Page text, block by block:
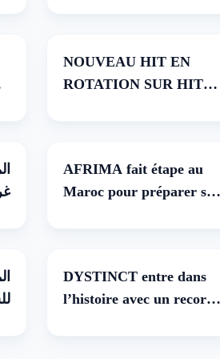
1 juillet 26
NOUVEAU HIT EN
ROTATION SUR HIT
AFRIMA fait étape au
Maroc pour préparer sa
DYSTINCT entre dans
l’histoire avec un record